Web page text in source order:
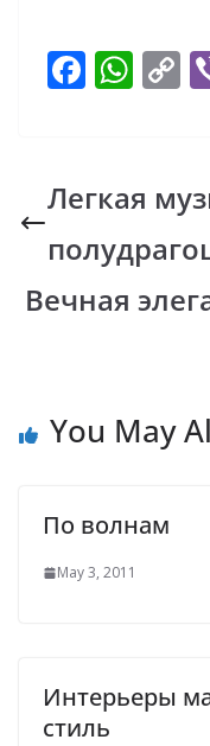
F
b
o
o
k
W
s
A
p
p
C
y
Li
n
k
Легкая
Вечная
You May
По волнам
May 3, 2011
Интерьеры
стиль